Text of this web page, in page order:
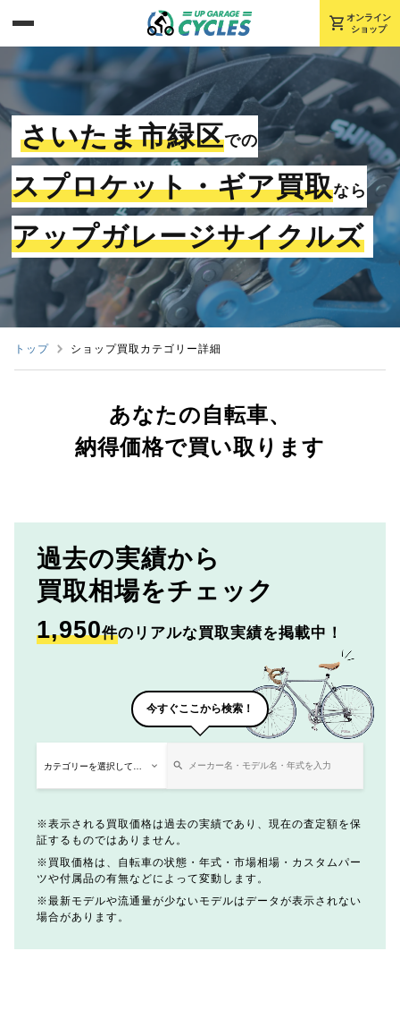
shopping_cart オンライン
ショップ
さいたま市緑区での
スプロケット・ギア買取なら
アップガレージサイクルズ
トップ ショップ買取カテゴリー詳細
あなたの自転車、
納得価格で買い取ります
過去の実績から
買取相場をチェック
1,950件のリアルな買取実績を掲載中！
今すぐここから検索！
表示される買取価格は過去の実績であり、現在の査定額を保
証するものではありません。
買取価格は、自転車の状態・年式・市場相場・カスタムパー
ツや付属品の有無などによって変動します。
最新モデルや流通量が少ないモデルはデータが表示されない
場合があります。